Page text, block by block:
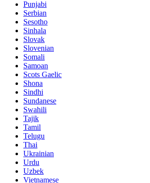
Punjabi
Serbian
Sesotho
Sinhala
Slovak
Slovenian
Somali
Samoan
Scots Gaelic
Shona
Sindhi
Sundanese
Swahili
Tajik
Tamil
Telugu
Thai
Ukrainian
Urdu
Uzbek
Vietnamese